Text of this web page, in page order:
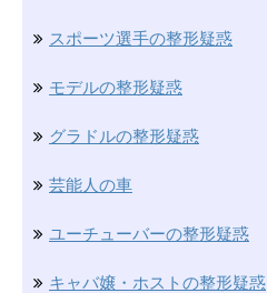
スポーツ選手の整形疑惑
モデルの整形疑惑
グラドルの整形疑惑
芸能人の車
ユーチューバーの整形疑惑
キャバ嬢・ホストの整形疑惑